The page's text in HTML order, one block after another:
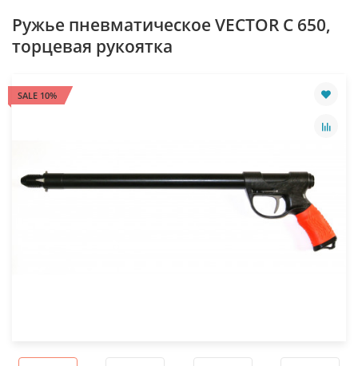
Ружье пневматическое VECTOR C 650,
торцевая рукоятка
SALE 10%